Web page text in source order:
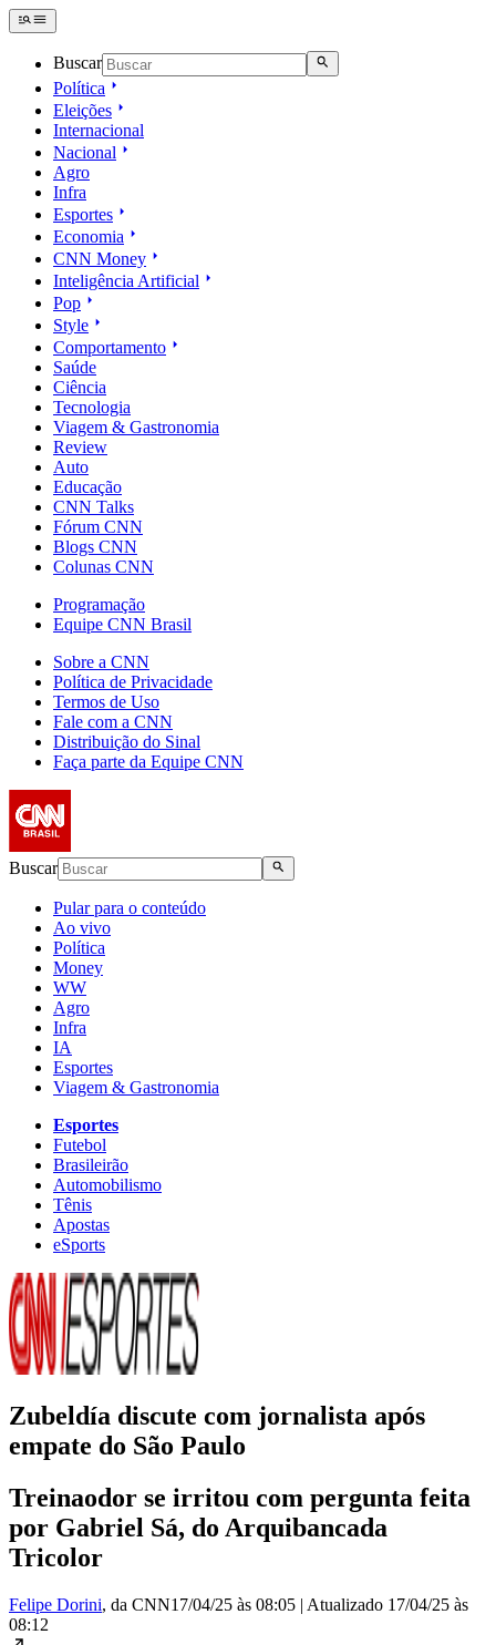
Buscar
Política
Eleições
Internacional
Nacional
Agro
Infra
Esportes
Economia
CNN Money
Inteligência Artificial
Pop
Style
Comportamento
Saúde
Ciência
Tecnologia
Viagem & Gastronomia
Review
Auto
Educação
CNN Talks
Fórum CNN
Blogs CNN
Colunas CNN
Programação
Equipe CNN Brasil
Sobre a CNN
Política de Privacidade
Termos de Uso
Fale com a CNN
Distribuição do Sinal
Faça parte da Equipe CNN
Buscar
Pular para o conteúdo
Ao vivo
Política
Money
WW
Agro
Infra
IA
Esportes
Viagem & Gastronomia
Esportes
Futebol
Brasileirão
Automobilismo
Tênis
Apostas
eSports
Zubeldía discute com jornalista após
empate do São Paulo
Treinaodor se irritou com pergunta feita
por Gabriel Sá, do Arquibancada
Tricolor
Felipe Dorini, da CNN17/04/25 às 08:05 | Atualizado 17/04/25 às
08:12